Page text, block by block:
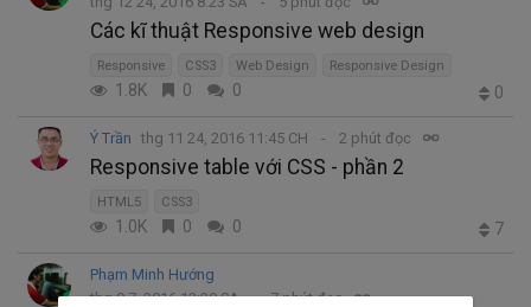
Các kĩ thuật Responsive web design
Responsive CSS3 Web Design Responsive Design
1.8K 0 0 0
Ý Trần thg 11 24, 2016 11:45 CH 2 phút đọc
Responsive table với CSS - phần 2
HTML5 CSS3
1.0K 0 0 7
Phạm Minh Hướng
thg 9 7, 2016 12:29 SA
7 phút đọc